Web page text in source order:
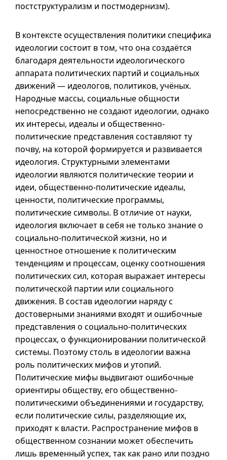
постструктурализм и постмодернизм).
В контексте осуществления политики специфика
идеологии состоит в том, что она создаётся
благодаря деятельности идеологического
аппарата политических партий и социальных
движений — идеологов, политиков, учёных.
Народные массы, социальные общности
непосредственно не создают идеологии, однако
их интересы, идеалы и общественно-
политические представления составляют ту
почву, на которой формируется и развивается
идеология. Структурными элементами
идеологии являются политические теории и
идеи, общественно-политические идеалы,
ценности, политические программы,
политические символы. В отличие от науки,
идеология включает в себя не только знание о
социально-политической жизни, но и
ценностное отношение к политическим
тенденциям и процессам, оценку соотношения
политических сил, которая выражает интересы
политической партии или социального
движения. В состав идеологии наряду с
достоверными знаниями входят и ошибочные
представления о социально-политических
процессах, о функционировании политической
системы. Поэтому столь в идеологии важна
роль политических мифов и утопий.
Политические мифы выдвигают ошибочные
ориентиры обществу, его общественно-
политическими объединениями и государству,
если политические силы, разделяющие их,
приходят к власти. Распространение мифов в
общественном сознании может обеспечить
лишь временный успех, так как рано или поздно